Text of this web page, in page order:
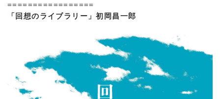
=================
「回想のライブラリー」初岡昌一郎